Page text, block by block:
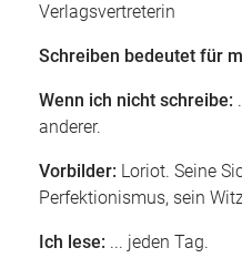
Verlagsvertreterin
Schreiben bedeutet für
Wenn ich nicht schreibe:
anderer.
Vorbilder: Loriot. Seine
Perfektionismus, sein
Ich lese: ... jeden Tag.